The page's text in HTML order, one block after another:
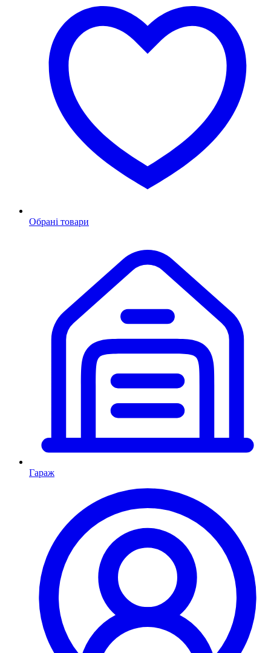
Обрані товари
Гараж